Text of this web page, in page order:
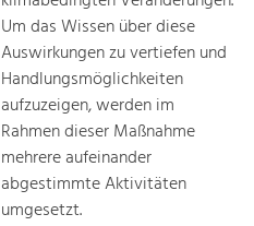
Um das Wissen über diese
Auswirkungen zu vertiefen und
Handlungsmöglichkeiten
aufzuzeigen, werden im
Rahmen dieser Maßnahme
mehrere aufeinander
abgestimmte Aktivitäten
umgesetzt.